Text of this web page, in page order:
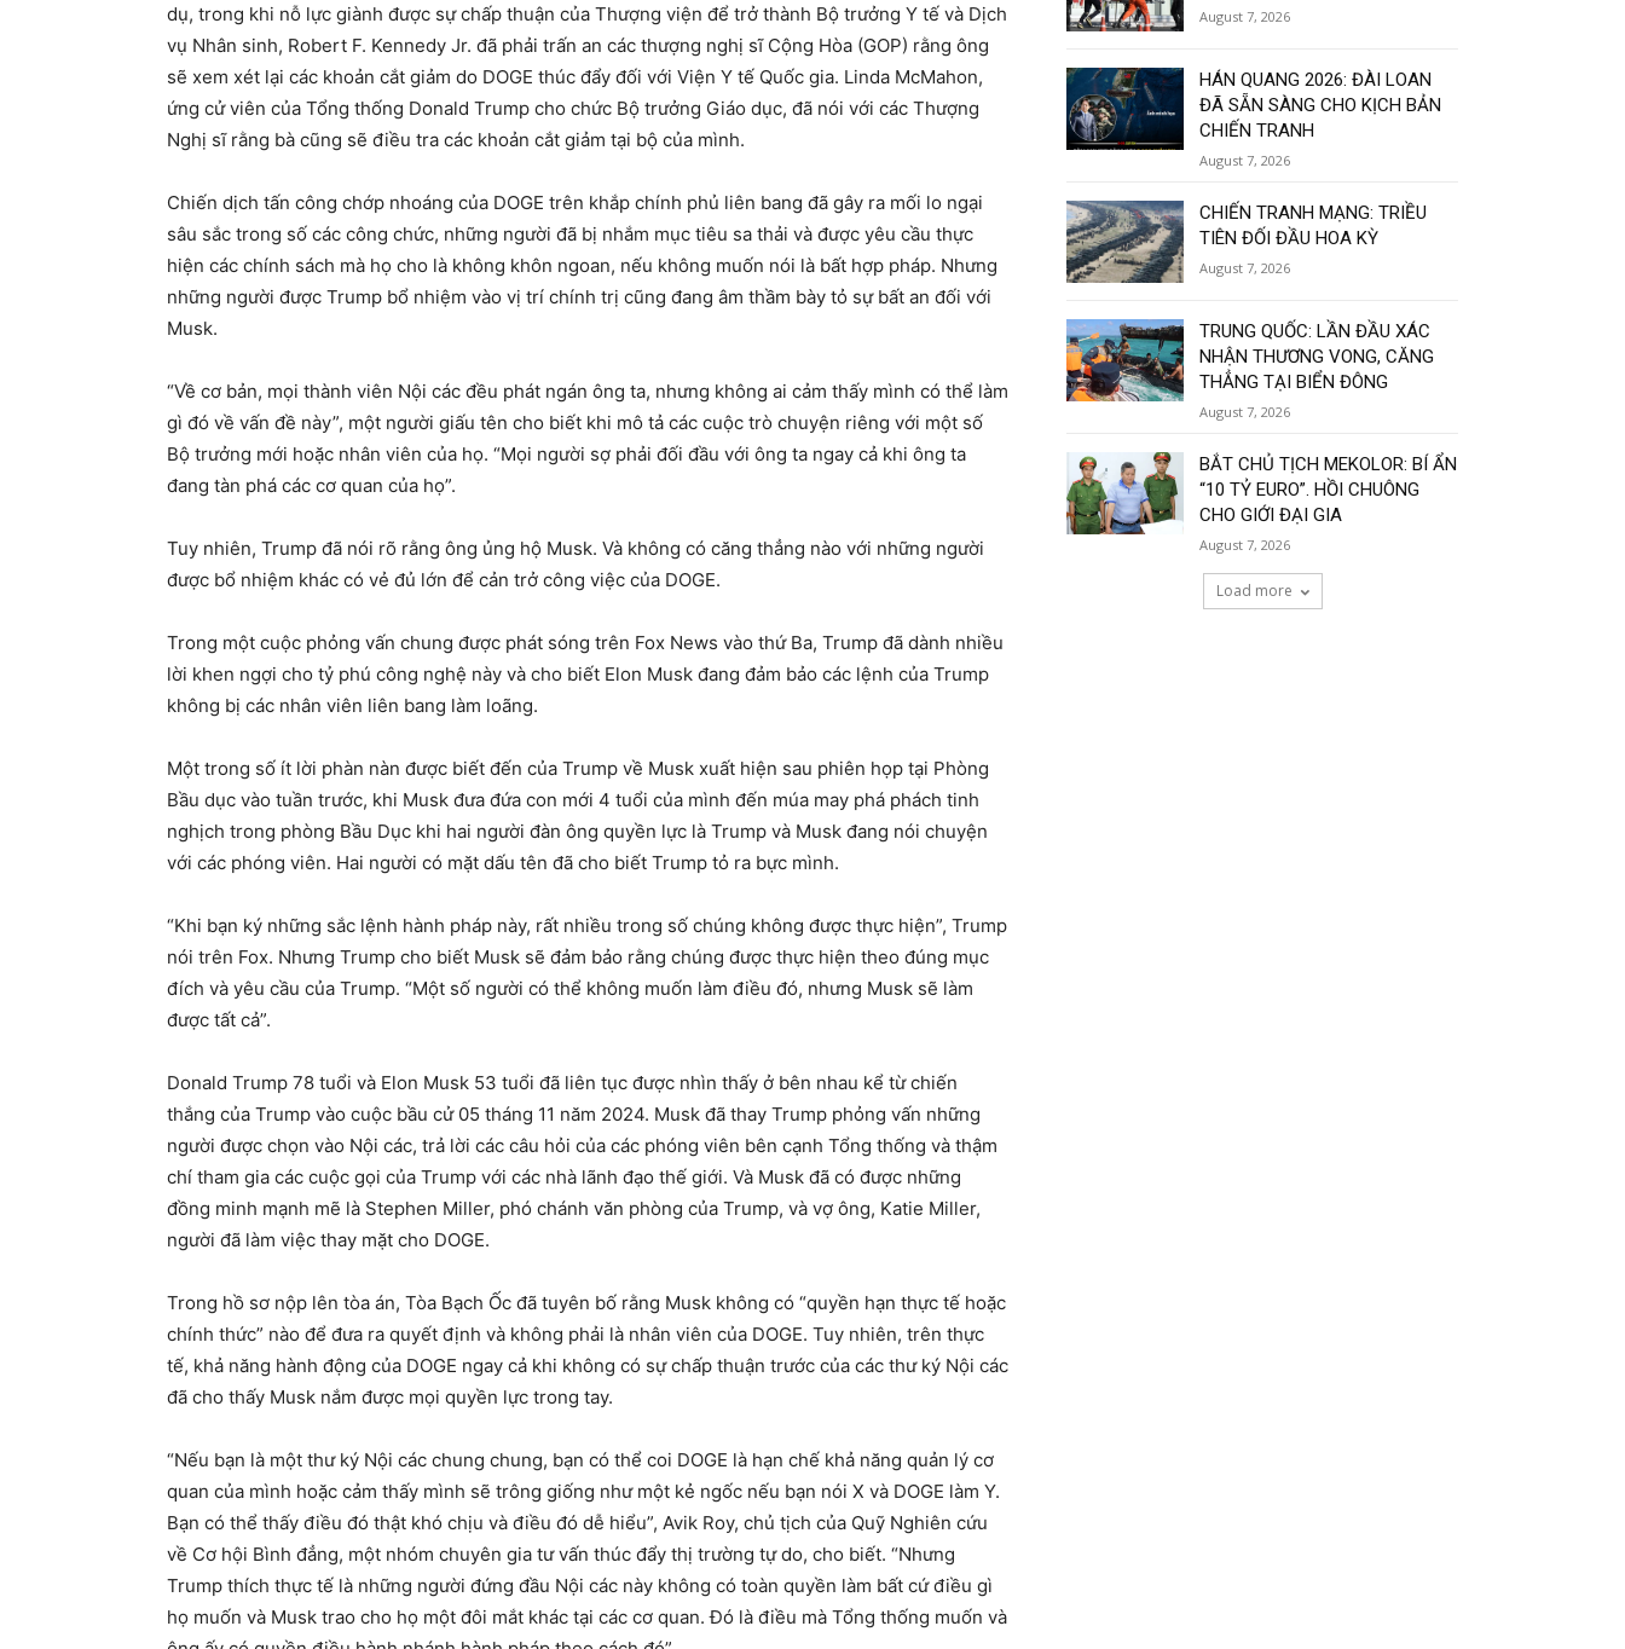
dụ, trong khi nỗ lực giành được sự chấp thuận của Thượng viện để trở thành Bộ trưởng Y tế và Dịch
vụ Nhân sinh, Robert F. Kennedy Jr. đã phải trấn an các thượng nghị sĩ Cộng Hòa (GOP) rằng ông
sẽ xem xét lại các khoản cắt giảm do DOGE thúc đẩy đối với Viện Y tế Quốc gia. Linda McMahon,
ứng cử viên của Tổng thống Donald Trump cho chức Bộ trưởng Giáo dục, đã nói với các Thượng
Nghị sĩ rằng bà cũng sẽ điều tra các khoản cắt giảm tại bộ của mình.
Chiến dịch tấn công chớp nhoáng của DOGE trên khắp chính phủ liên bang đã gây ra mối lo ngại
sâu sắc trong số các công chức, những người đã bị nhắm mục tiêu sa thải và được yêu cầu thực
hiện các chính sách mà họ cho là không khôn ngoan, nếu không muốn nói là bất hợp pháp. Nhưng
những người được Trump bổ nhiệm vào vị trí chính trị cũng đang âm thầm bày tỏ sự bất an đối với
Musk.
“Về cơ bản, mọi thành viên Nội các đều phát ngán ông ta, nhưng không ai cảm thấy mình có thể làm
gì đó về vấn đề này”, một người giấu tên cho biết khi mô tả các cuộc trò chuyện riêng với một số
Bộ trưởng mới hoặc nhân viên của họ. “Mọi người sợ phải đối đầu với ông ta ngay cả khi ông ta
đang tàn phá các cơ quan của họ”.
Tuy nhiên, Trump đã nói rõ rằng ông ủng hộ Musk. Và không có căng thẳng nào với những người
được bổ nhiệm khác có vẻ đủ lớn để cản trở công việc của DOGE.
Trong một cuộc phỏng vấn chung được phát sóng trên Fox News vào thứ Ba, Trump đã dành nhiều
lời khen ngợi cho tỷ phú công nghệ này và cho biết Elon Musk đang đảm bảo các lệnh của Trump
không bị các nhân viên liên bang làm loãng.
Một trong số ít lời phàn nàn được biết đến của Trump về Musk xuất hiện sau phiên họp tại Phòng
Bầu dục vào tuần trước, khi Musk đưa đứa con mới 4 tuổi của mình đến múa may phá phách tinh
nghịch trong phòng Bầu Dục khi hai người đàn ông quyền lực là Trump và Musk đang nói chuyện
với các phóng viên. Hai người có mặt dấu tên đã cho biết Trump tỏ ra bực mình.
“Khi bạn ký những sắc lệnh hành pháp này, rất nhiều trong số chúng không được thực hiện”, Trump
nói trên Fox. Nhưng Trump cho biết Musk sẽ đảm bảo rằng chúng được thực hiện theo đúng mục
đích và yêu cầu của Trump. “Một số người có thể không muốn làm điều đó, nhưng Musk sẽ làm
được tất cả”.
Donald Trump 78 tuổi và Elon Musk 53 tuổi đã liên tục được nhìn thấy ở bên nhau kể từ chiến
thắng của Trump vào cuộc bầu cử 05 tháng 11 năm 2024. Musk đã thay Trump phỏng vấn những
người được chọn vào Nội các, trả lời các câu hỏi của các phóng viên bên cạnh Tổng thống và thậm
chí tham gia các cuộc gọi của Trump với các nhà lãnh đạo thế giới. Và Musk đã có được những
đồng minh mạnh mẽ là Stephen Miller, phó chánh văn phòng của Trump, và vợ ông, Katie Miller,
người đã làm việc thay mặt cho DOGE.
Trong hồ sơ nộp lên tòa án, Tòa Bạch Ốc đã tuyên bố rằng Musk không có “quyền hạn thực tế hoặc
chính thức” nào để đưa ra quyết định và không phải là nhân viên của DOGE. Tuy nhiên, trên thực
tế, khả năng hành động của DOGE ngay cả khi không có sự chấp thuận trước của các thư ký Nội các
đã cho thấy Musk nắm được mọi quyền lực trong tay.
“Nếu bạn là một thư ký Nội các chung chung, bạn có thể coi DOGE là hạn chế khả năng quản lý cơ
quan của mình hoặc cảm thấy mình sẽ trông giống như một kẻ ngốc nếu bạn nói X và DOGE làm Y.
Bạn có thể thấy điều đó thật khó chịu và điều đó dễ hiểu”, Avik Roy, chủ tịch của Quỹ Nghiên cứu
về Cơ hội Bình đẳng, một nhóm chuyên gia tư vấn thúc đẩy thị trường tự do, cho biết. “Nhưng
Trump thích thực tế là những người đứng đầu Nội các này không có toàn quyền làm bất cứ điều gì
họ muốn và Musk trao cho họ một đôi mắt khác tại các cơ quan. Đó là điều mà Tổng thống muốn và
August 7, 2026
HÁN QUANG 2026: ĐÀI LOAN
ĐÃ SẴN SÀNG CHO KỊCH BẢN
CHIẾN TRANH
August 7, 2026
CHIẾN TRANH MẠNG: TRIỀU
TIÊN ĐỐI ĐẦU HOA KỲ
August 7, 2026
TRUNG QUỐC: LẦN ĐẦU XÁC
NHẬN THƯƠNG VONG, CĂNG
THẲNG TẠI BIỂN ĐÔNG
August 7, 2026
BẮT CHỦ TỊCH MEKOLOR: BÍ ẨN
“10 TỶ EURO”. HỒI CHUÔNG
CHO GIỚI ĐẠI GIA
August 7, 2026
Load more